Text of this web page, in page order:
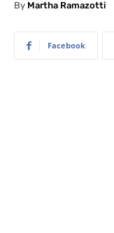
By Martha Ramazotti
Facebook